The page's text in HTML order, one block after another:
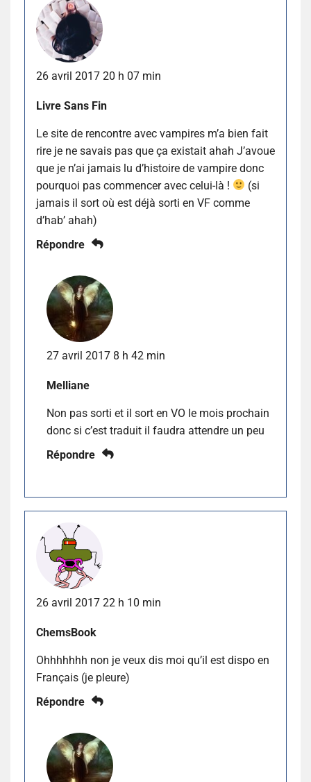
26 avril 2017 20 h 07 min
Livre Sans Fin
Le site de rencontre avec vampires m’a bien fait
rire je ne savais pas que ça existait ahah J’avoue
que je n’ai jamais lu d’histoire de vampire donc
pourquoi pas commencer avec celui-là !
(si
jamais il sort où est déjà sorti en VF comme
d’hab’ ahah)
Répondre
27 avril 2017 8 h 42 min
Melliane
Non pas sorti et il sort en VO le mois prochain
donc si c’est traduit il faudra attendre un peu
Répondre
26 avril 2017 22 h 10 min
ChemsBook
Ohhhhhhh non je veux dis moi qu’il est dispo en
Français (je pleure)
Répondre